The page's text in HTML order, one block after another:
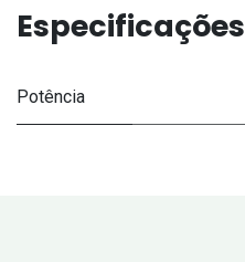
Especificações
Potência